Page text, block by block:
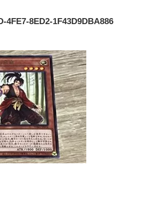
4FE7-8ED2-1F43D9DBA886